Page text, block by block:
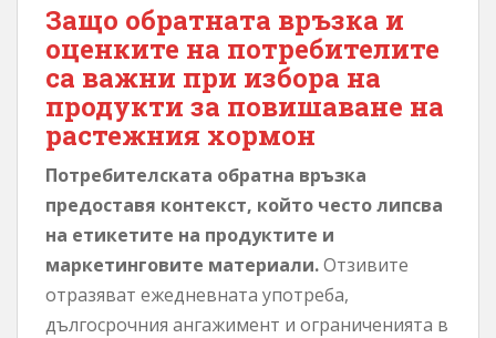
Защо обратната връзка и
оценките на потребителите
са важни при избора на
продукти за повишаване на
растежния хормон
Потребителската обратна връзка
предоставя контекст, който често липсва
на етикетите на продуктите и
маркетинговите материали.Отзивите
отразяват ежедневната употреба,
дългосрочния ангажимент и ограниченията в